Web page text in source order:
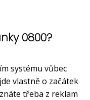
0800?
systému vůbec
vlastně o začátek
třeba z reklam